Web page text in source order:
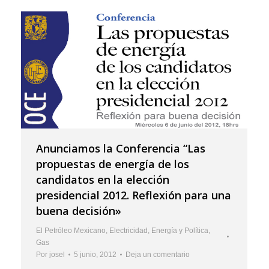
Anunciamos la Conferencia “Las
propuestas de energía de los
candidatos en la elección
presidencial 2012. Reflexión para una
buena decisión»
El Petróleo Mexicano Electricidad Energía y Política
Gas
Por josel 5 junio, 2012 Deja un comentario